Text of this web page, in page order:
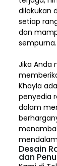
dilakukan
setiap
dan
sempurna.
Jika Anda
Khayla
penyedia
dalam
Desain
dan